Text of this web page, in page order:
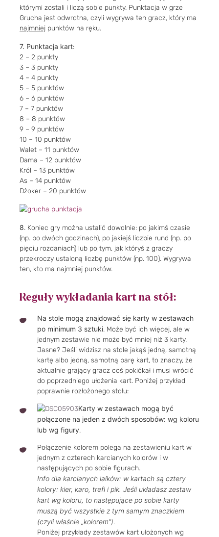
którymi zostali i liczą sobie punkty. Punktacja w grze
Grucha jest odwrotna, czyli wygrywa ten gracz, który ma
najmniej punktów na ręku.
7. Punktacja kart:
2 – 2 punkty
3 – 3 punkty
4 – 4 punkty
5 – 5 punktów
6 – 6 punktów
7 – 7 punktów
8 – 8 punktów
9 – 9 punktów
10 – 10 punktów
Walet – 11 punktów
Dama – 12 punktów
Król – 13 punktów
As – 14 punktów
Dżoker – 20 punktów
8. Koniec gry można ustalić dowolnie: po jakimś czasie
(np. po dwóch godzinach), po jakiejś liczbie rund (np. po
pięciu rozdaniach) lub po tym, jak któryś z graczy
przekroczy ustaloną liczbę punktów (np. 100). Wygrywa
ten, kto ma najmniej punktów.
Reguły wykładania kart na stół:
Na stole mogą znajdować się karty w zestawach
po minimum 3 sztuki. Może być ich więcej, ale w
jednym zestawie nie może być mniej niż 3 karty.
Jasne? Jeśli widzisz na stole jakąś jedną, samotną
kartę albo jedną, samotną parę kart, to znaczy, że
aktualnie grający gracz coś pokićkał i musi wrócić
do poprzedniego ułożenia kart. Poniżej przykład
poprawnie rozłożonego stołu:
Karty w zestawach mogą być
połączone na jeden z dwóch sposobów: wg koloru
lub wg figury.
Połączenie kolorem polega na zestawieniu kart w
jednym z czterech karcianych kolorów i w
następujących po sobie figurach.
Info dla karcianych laików: w kartach są cztery
kolory: kier, karo, trefl i pik. Jeśli układasz zestaw
kart wg koloru, to następujące po sobie karty
muszą być wszystkie z tym samym znaczkiem
(czyli właśnie „kolorem”).
Poniżej przykłady zestawów kart ułożonych wg